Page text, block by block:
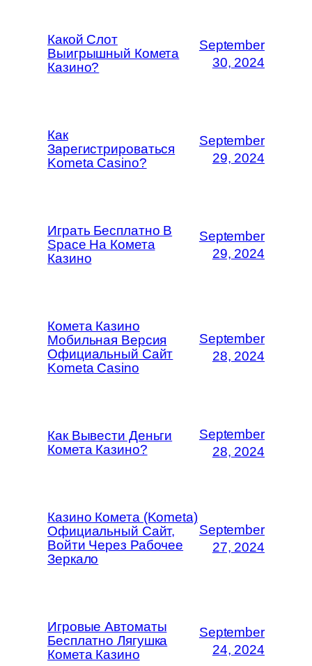
Какой Слот
Выигрышный Комета
Казино?
September
30, 2024
Как
Зарегистрироваться
Kometa Casino?
September
29, 2024
Играть Бесплатно В
Space На Комета
Казино
September
29, 2024
Комета Казино
Мобильная Версия
Официальный Сайт
Kometa Casino
September
28, 2024
Как Вывести Деньги
Комета Казино?
September
28, 2024
Казино Комета (Kometa)
Официальный Сайт,
Войти Через Рабочее
Зеркало
September
27, 2024
Игровые Автоматы
Бесплатно Лягушка
Комета Казино
September
24, 2024